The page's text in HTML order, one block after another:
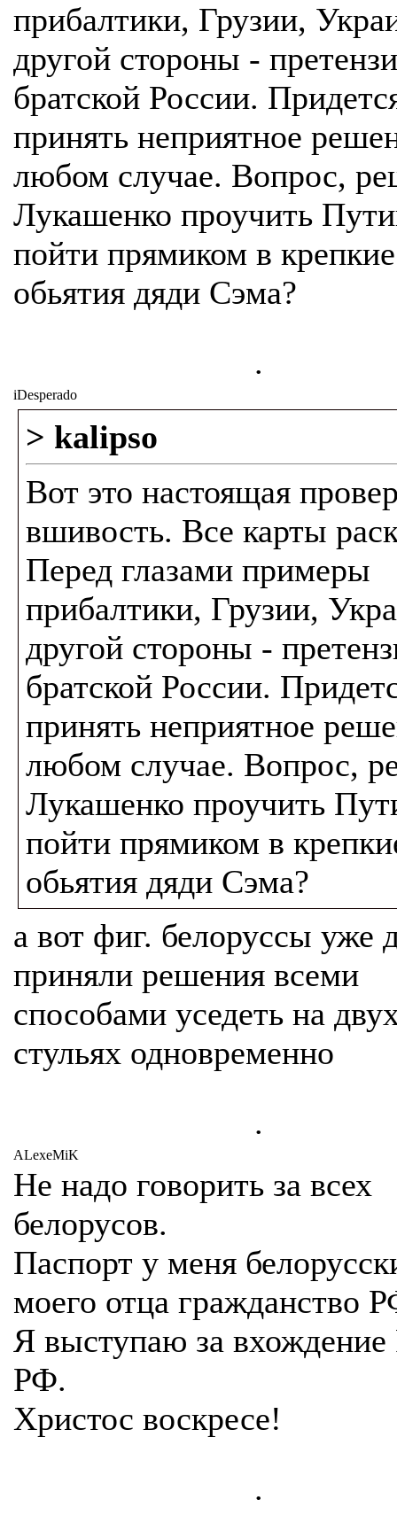
прибалтики, Грузии,
другой стороны -
братской России.
принять неприятное
любом случае. Вопрос,
Лукашенко проучить
пойти прямиком в крепкие
обьятия дяди Сэма?
.
iDesperado
> kalipso
Вот это настоящая
вшивость. Все карты
Перед глазами примеры
прибалтики, Грузии,
другой стороны -
братской России.
принять неприятное
любом случае. Вопрос,
Лукашенко проучить
пойти прямиком в
обьятия дяди Сэма?
а вот фиг. белоруссы уже
приняли решения всеми
способами уседеть на
стульях одновременно
.
ALexeMiK
Не надо говорить за всех
белорусов.
Паспорт у меня
моего отца гражданство
Я выступаю за вхождение
РФ.
Христос воскресе!
.